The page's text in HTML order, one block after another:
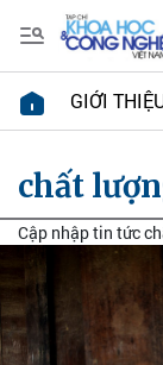
GIỚI
chất
Cập nhập tin tức